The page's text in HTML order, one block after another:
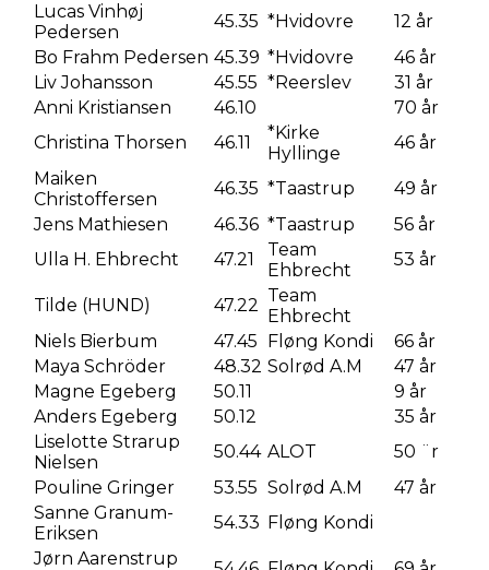
Lucas Vinhøj
Pedersen
45.35 *Hvidovre
12 år
Bo Frahm Pedersen 45.39 *Hvidovre
46 år
Liv Johansson
45.55 *Reerslev
31 år
Anni Kristiansen
46.10
70 år
Christina Thorsen
46.11
*Kirke
Hyllinge
46 år
Maiken
Christoffersen
46.35 *Taastrup
49 år
Jens Mathiesen
46.36 *Taastrup
56 år
Ulla H. Ehbrecht
47.21
Team
Ehbrecht
53 år
Tilde (HUND) 47.22 Team
Ehbrecht
Niels Bierbum
47.45 Fløng Kondi
66 år
Maya Schröder
48.32 Solrød A.M
47 år
Magne Egeberg
50.11
9 år
Anders Egeberg
50.12
35 år
Liselotte Strarup
Nielsen
50.44 ALOT
50 ¨r
Pouline Gringer
53.55 Solrød A.M
47 år
Sanne Granum-
Eriksen
54.33 Fløng Kondi
Jørn Aarenstrup